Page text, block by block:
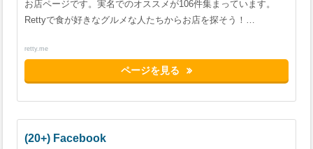
お店ページです。実名でのオススメが106件集まっています。
Rettyで食が好きなグルメな人たちからお店を探そう！…
retty.me
ページを見る
(20+) Facebook